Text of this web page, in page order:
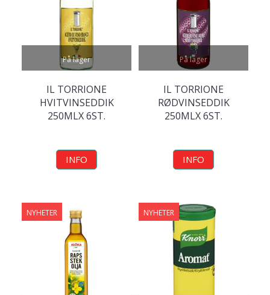
På lager
IL TORRIONE
HVITVINSEDDIK
250MLX 6ST.
INFO
På lager
IL TORRIONE
RØDVINSEDDIK
250MLX 6ST.
INFO
NYHETER NYHETER